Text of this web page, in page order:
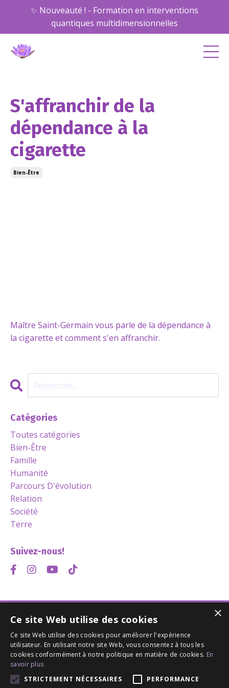
✨ Nouveauté ! - Formation en interventions
quantiques multidimensionnelles
S'affranchir de la
dépendance à la
cigarette
Bien-Être
Maître Saint-Germain vous parle de la dépendance à
la cigarette et comment s'en affranchir.
Catégories
Toutes catégories
Bien-Être
Famille
Humanité
Parcours D'évolution
Relation
Société
Terre
Suivez-nous!
© 2026 Amour et Conscience
Accueil À propos
Enseignements
×
Ce site Web utilise des cookies
Ce site Web utilise des cookies pour améliorer l'expérience
utilisateur. En utilisant notre site Web, vous consentez à tous les
cookies conformément à notre politique en matière de cookies. En
savoir plus
STRICTEMENT NÉCESSAIRES
PERFORMANCE